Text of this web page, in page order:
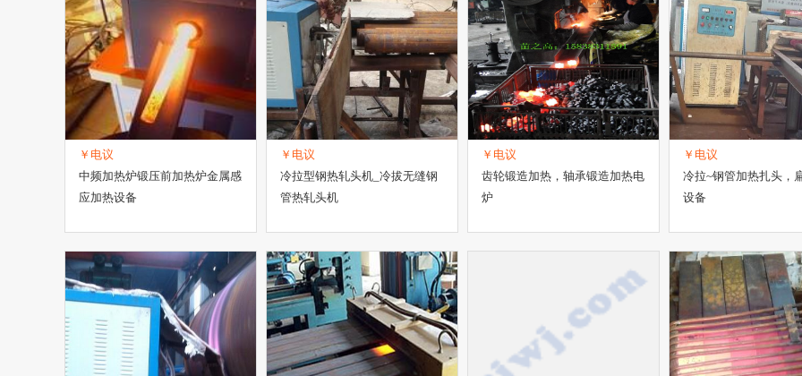
￥电议
中频加热炉锻压前加热炉金属感
应加热设备
￥电议
冷拉型钢热轧头机_冷拔无缝钢
管热轧头机
￥电议
齿轮锻造加热，轴承锻造加热电
炉
￥电议
冷拉~钢管加热扎头，
设备